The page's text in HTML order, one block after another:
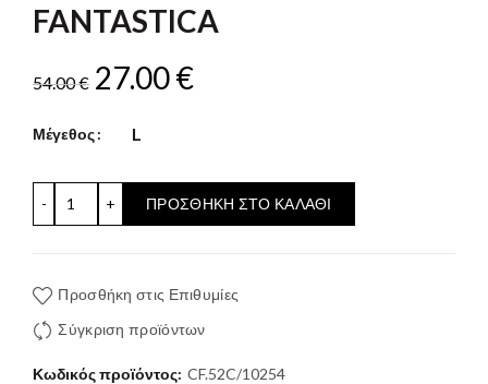
FANTASTICA
54.00€ Original
price
54.00 €.
27.00€Η
είναι:
Μέγεθος L
ΠΡΟΣΘΉΚΗ ΣΤΟ ΚΑΛΆΘΙ
Προσθήκη στις Επιθυμίες
Σύγκριση προϊόντων
Κωδικός προϊόντος: CF.52C/10254